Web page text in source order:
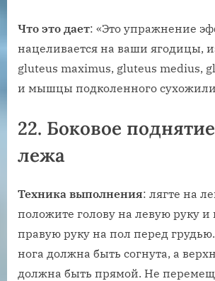
Что это дает: «Это упражнение
нацеливается на ваши ягодицы,
gluteus maximus, gluteus medius,
и мышцы подколенного
22. Боковое
лежа
Техника выполнения: лягте на
положите голову на левую руку и
правую руку на пол перед
нога должна быть согнута, а
должна быть прямой. Не